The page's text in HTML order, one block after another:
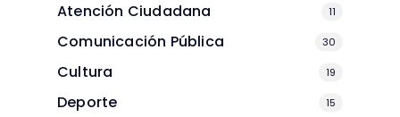
Atención Ciudadana 11
Comunicación Pública 30
Cultura 19
Deporte 15